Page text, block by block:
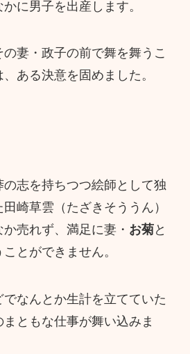
に男子を出産します。
妻・政子の前で舞を舞うこ
ある決意を固めました。
志を持ちつつ絵師として独
崎草雲（たざきそううん）
売れず、満足に妻・ お菊と
とができません。
なんとか生計を立てていた
ともな仕事が舞い込みま